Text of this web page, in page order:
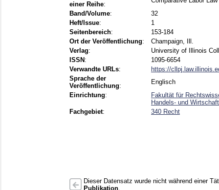
einer Reihe:
Band/Volume:
32
Heft/Issue:
1
Seitenbereich:
153-184
Ort der Veröffentlichung:
Champaign, Ill.
Verlag:
University of Illinois
ISSN :
1095-6654
Verwandte URLs:
https://
Sprache der
Veröffentlichung:
Englisch
Einrichtung:
Fakultät für
Handels- und
Fachgebiet: 340 Recht
Dieser Datensatz wurde nicht während einer
Publikation